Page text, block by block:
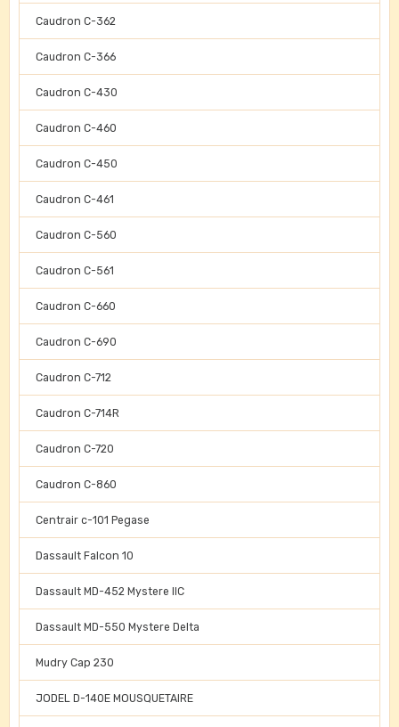
Caudron C-362
Caudron C-366
Caudron C-430
Caudron C-460
Caudron C-450
Caudron C-461
Caudron C-560
Caudron C-561
Caudron C-660
Caudron C-690
Caudron C-712
Caudron C-714R
Caudron C-720
Caudron C-860
Centrair c-101 Pegase
Dassault Falcon 10
Dassault MD-452 Mystere IIC
Dassault MD-550 Mystere Delta
Mudry Cap 230
JODEL D-140E MOUSQUETAIRE